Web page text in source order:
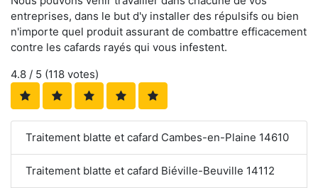
entreprises, dans le but d'y installer des répulsifs ou bien
n'importe quel produit assurant de combattre efficacement
contre les cafards rayés qui vous infestent.
4.8 / 5 (118 votes)
Traitement blatte et cafard Cambes-en-Plaine 14610
Traitement blatte et cafard Biéville-Beuville 14112